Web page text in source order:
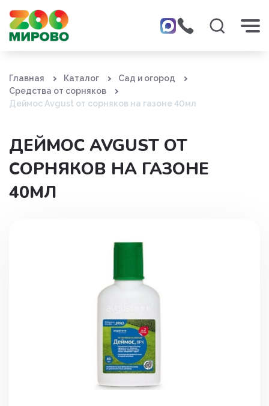
Главная Каталог
Сад и огород
Средства от сорняков
Деймос Avgust от сорняков на газоне 40мл
ДЕЙМОС AVGUST ОТ
СОРНЯКОВ НА ГАЗОНЕ
40МЛ